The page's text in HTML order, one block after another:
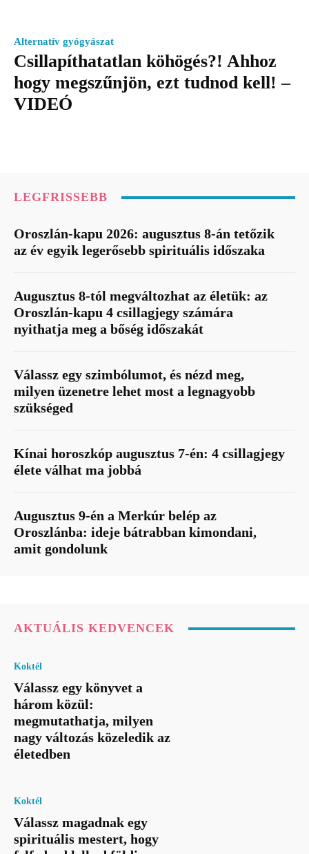
Alternatív gyógyászat
Csillapíthatatlan köhögés?! Ahhoz
hogy megszűnjön, ezt tudnod kell! –
VIDEÓ
LEGFRISSEBB
Oroszlán-kapu 2026: augusztus 8-án tetőzik
az év egyik legerősebb spirituális időszaka
Augusztus 8-tól megváltozhat az életük: az
Oroszlán-kapu 4 csillagjegy számára
nyithatja meg a bőség időszakát
Válassz egy szimbólumot, és nézd meg,
milyen üzenetre lehet most a legnagyobb
szükséged
Kínai horoszkóp augusztus 7-én: 4 csillagjegy
élete válhat ma jobbá
Augusztus 9-én a Merkúr belép az
Oroszlánba: ideje bátrabban kimondani,
amit gondolunk
AKTUÁLIS KEDVENCEK
Koktél
Válassz egy könyvet a
három közül:
megmutathatja, milyen
nagy változás közeledik az
életedben
Koktél
Válassz magadnak egy
spirituális mestert, hogy